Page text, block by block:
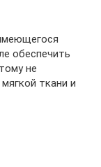
обеспечить
не
ткани и